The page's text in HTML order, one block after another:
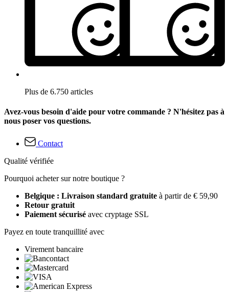
Plus de 6.750 articles
Avez-vous besoin d'aide pour votre commande ? N'hésitez pas à
nous poser vos questions.
Contact
Qualité vérifiée
Pourquoi acheter sur notre boutique ?
Belgique : Livraison standard gratuite à partir de € 59,90
Retour gratuit
Paiement sécurisé avec cryptage SSL
Payez en toute tranquillité avec
Virement bancaire